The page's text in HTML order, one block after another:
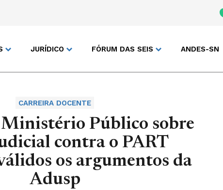
JURÍDICO FÓRUM DAS SEIS ANDES-SN
CARREIRA DOCENTE
Ministério Público sobre
contra o PART
os argumentos da
Adusp